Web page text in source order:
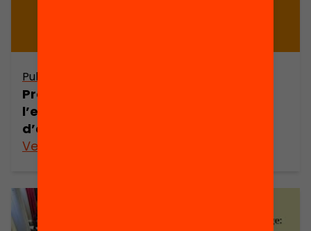
Publicació
Presentació: Què significa situar
l’estudiant al centre del procés
d’aprenentatge?
Veure’n més